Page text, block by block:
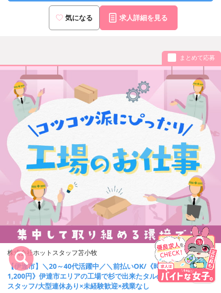
気になる 求人詳細を見る
まとめて応募
株式会社ホットスタッフ苫小牧
【伊達市】＼20～40代活躍中／＼前払いOK/《時給
1,200円》伊達市エリアの工場で杉で出来たタルの移動
スタッフ/大型連休あり×未経験歓迎×残業なし
キープ